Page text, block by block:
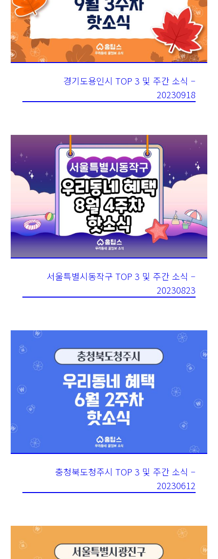
경기도용인시 TOP 3 및 주간 소식 –
20230918
서울특별시동작구 TOP 3 및 주간 소식 –
20230823
충청북도청주시 TOP 3 및 주간 소식 –
20230612